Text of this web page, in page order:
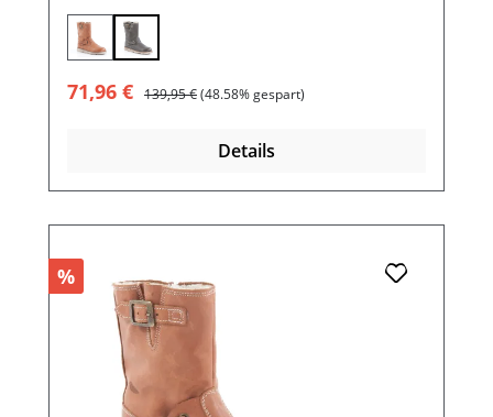
Verkaufspreis:
71,96 € Regulärer Preis:
139,95 €(48.58% gespart)
Details
%